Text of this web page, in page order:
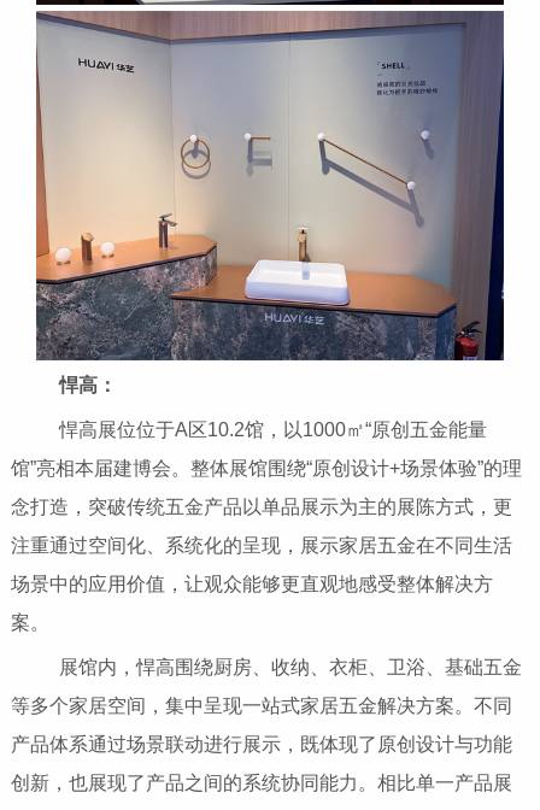
悍高：
悍高展位位于A区10.2馆，以1000㎡“原创五金能量
馆”亮相本届建博会。整体展馆围绕“原创设计+场景体验”的理
念打造，突破传统五金产品以单品展示为主的展陈方式，更
注重通过空间化、系统化的呈现，展示家居五金在不同生活
场景中的应用价值，让观众能够更直观地感受整体解决方
案。
展馆内，悍高围绕厨房、收纳、衣柜、卫浴、基础五金
等多个家居空间，集中呈现一站式家居五金解决方案。不同
产品体系通过场景联动进行展示，既体现了原创设计与功能
创新，也展现了产品之间的系统协同能力。相比单一产品展